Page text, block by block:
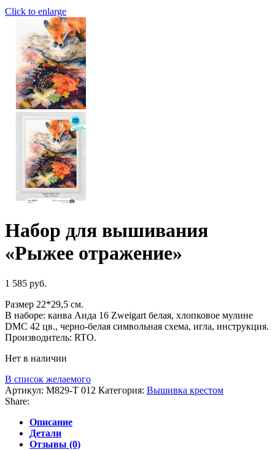
Click to enlarge
Набор для вышивания
«Рыжее отражение»
1 585 руб.
Размер 22*29,5 см.
В наборе: канва Аида 16 Zweigart белая, хлопковое мулине
DMC 42 цв., черно-белая символьная схема, игла, инструкция.
Производитель: RTO.
Нет в наличии
В список желаемого
Артикул: M829-T 012 Категория: Вышивка крестом
Share:
Описание
Детали
Отзывы (0)